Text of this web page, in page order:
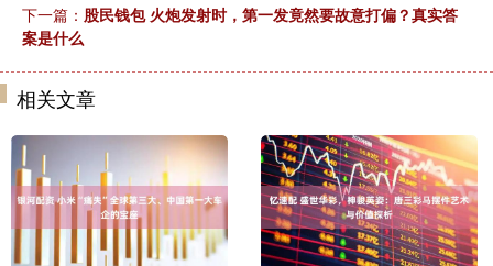
下一篇： 股民钱包 火炮发射时，第一发竟然要故意打偏？真实答
案是什么
相关文章